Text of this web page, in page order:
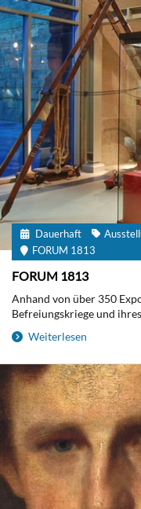
Dauerhaft
FORUM 1813
FORUM 1813
Anhand von über 350
Befreiungskriege und
Weiterlesen